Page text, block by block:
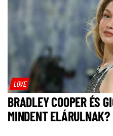
LOVE
BRADLEY COOPER ÉS
MINDENT ELÁRULNAK?